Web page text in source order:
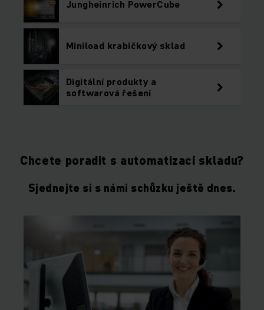
Jungheinrich PowerCube
Miniload krabičkový sklad
Digitální produkty a
softwarová řešení
Chcete poradit s automatizací skladu?
Sjednejte si s námi schůzku ještě dnes.